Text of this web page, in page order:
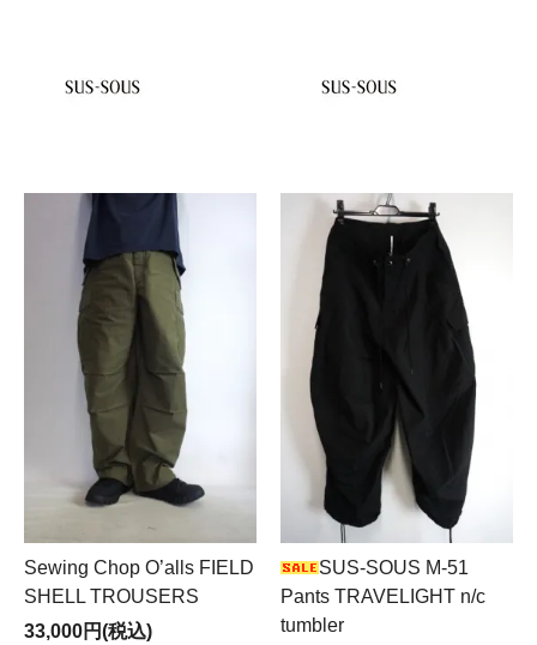
Sewing Chop O’alls FIELD
SHELL TROUSERS
33,000円(税込)
SUS-SOUS M-51
Pants TRAVELIGHT n/c
tumbler